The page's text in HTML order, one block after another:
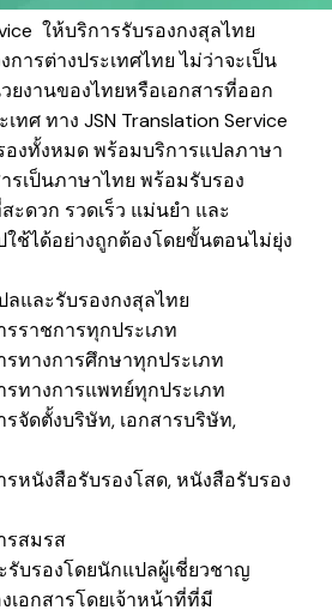
ให้บริการรับรองกงสุลไทย
ารต่างประเทศไทย ไม่ว่าจะเป็น
ยงานของไทยหรือเอกสารที่ออก
ทศ ทาง JSN Translation Service
องทั้งหมด พร้อมบริการแปลภาษา
รเป็นภาษาไทย พร้อมรับรอง
ะดวก รวดเร็ว แม่นยำ และ
ใช้ได้อย่างถูกต้องโดยขั้นตอนไม่ยุ่ง
ลและรับรองกงสุลไทย
รราชการทุกประเภท
รทางการศึกษาทุกประเภท
รทางการแพทย์ทุกประเภท
รจัดตั้งบริษัท, เอกสารบริษัท,
รหนังสือรับรองโสด, หนังสือรับรอง
รสมรส
รับรองโดยนักแปลผู้เชี่ยวชาญ
เอกสารโดยเจ้าหน้าที่ที่มี